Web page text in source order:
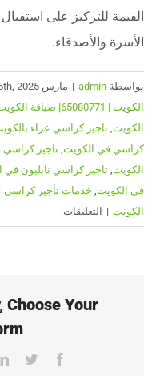
القيمة للتركيز على
الأسرة والأصدقاء.
بواسطة admin
| مارس 25th, 2025
الكويت | 65080771| ضيافة الكويت
الكويت, تاجير كراسي عزاء
كراسي في الكويت, تاجير كراسي
الكويت, تاجير كراسي نابليون في
في الكويت, خدمات تأجير كراسي
الكويت | التعليقات
ضيافة
Choose Your
Facebook